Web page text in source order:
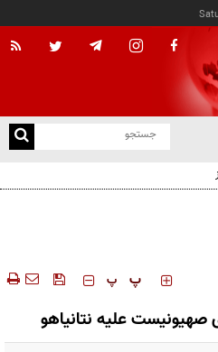
‍‍‍ پ پ
صهیونیست علیه نتانیاهو